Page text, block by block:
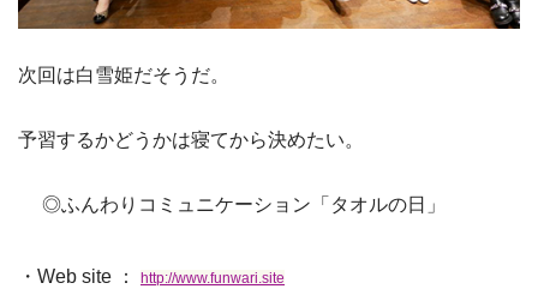
次回は白雪姫だそうだ。
予習するかどうかは寝てから決めたい。
◎ふんわりコミュニケーション「タオルの日」
・Web site ： http://www.funwari.site